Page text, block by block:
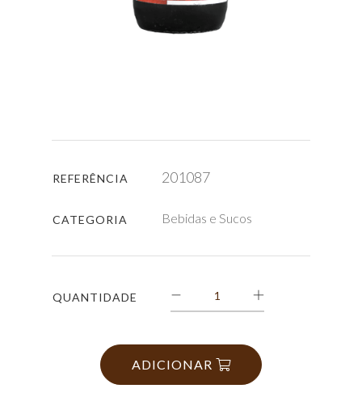
REFERÊNCIA 201087
CATEGORIA Bebidas e Sucos
QUANTIDADE
ADICIONAR